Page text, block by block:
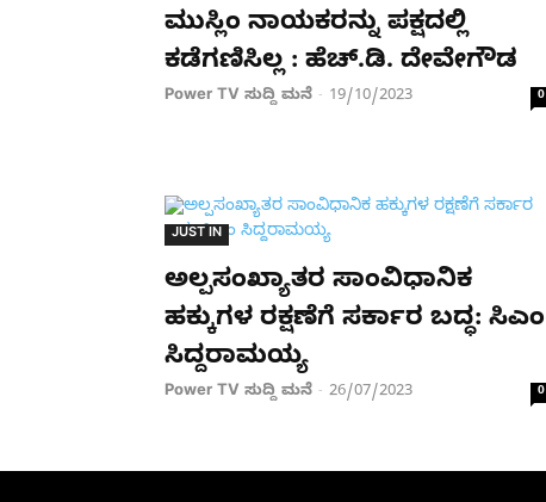
ಮುಸ್ಲಿಂ ನಾಯಕರನ್ನು ಪಕ್ಷದಲ್ಲಿ
ಕಡೆಗಣಿಸಿಲ್ಲ : ಹೆಚ್.ಡಿ. ದೇವೇಗೌಡ
Power TV ಸುದ್ದಿ ಮನೆ - 19/10/2023 0
JUST IN
ಅಲ್ಪಸಂಖ್ಯಾತರ ಸಾಂವಿಧಾನಿಕ
ಹಕ್ಕುಗಳ ರಕ್ಷಣೆಗೆ ಸರ್ಕಾರ ಬದ್ಧ: ಸಿಎಂ
ಸಿದ್ದರಾಮಯ್ಯ
Power TV ಸುದ್ದಿ ಮನೆ - 26/07/2023 0